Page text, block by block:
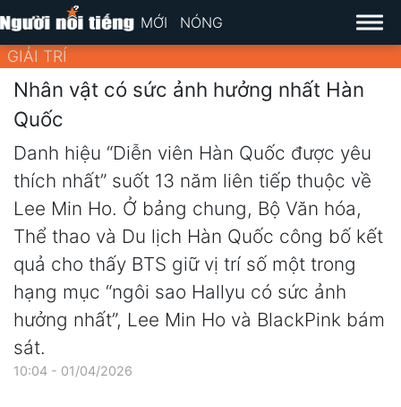
MỚI NÓNG
GIẢI TRÍ
Nhân vật có sức ảnh hưởng nhất Hàn
Quốc
Danh hiệu “Diễn viên Hàn Quốc được yêu
thích nhất” suốt 13 năm liên tiếp thuộc về
Lee Min Ho. Ở bảng chung, Bộ Văn hóa,
Thể thao và Du lịch Hàn Quốc công bố kết
quả cho thấy BTS giữ vị trí số một trong
hạng mục “ngôi sao Hallyu có sức ảnh
hưởng nhất”, Lee Min Ho và BlackPink bám
sát.
10:04 - 01/04/2026